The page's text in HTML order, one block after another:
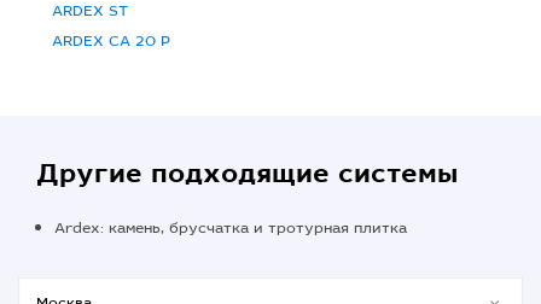
ARDEX ST
ARDEX CA 20 P
Другие подходящие системы
Ardex: камень, брусчатка и тротурная плитка